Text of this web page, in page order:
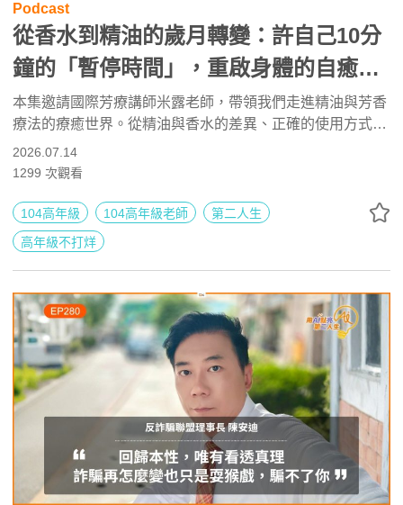
Podcast
從香水到精油的歲月轉變：許自己10分
鐘的「暫停時間」，重啟身體的自癒力
ft. 國際芳療講師米露 | 高年級不打烊 x
用 AI 點亮第二人生 EP281
本集邀請國際芳療講師米露老師，帶領我們走進精油與芳香
療法的療癒世界。從精油與香水的差異、正確的使用方式，
到如何透過氣味安撫情緒、改善睡眠、舒緩壓力，米露分享
多年教學與陪伴學員的真實故事，讓我們看見芳療不只是
2026.07.14
1299 次觀看
104高年級 104高年級老師
第二人生
高年級不打烊